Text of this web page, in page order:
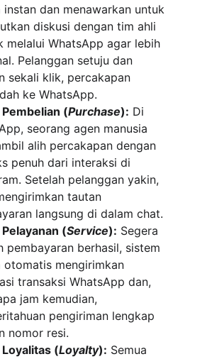
instan dan menawarkan untuk
diskusi dengan tim ahli
melalui WhatsApp agar lebih
Pelanggan setuju dan
sekali klik, percakapan
ke WhatsApp.
(Purchase): Di
seorang agen manusia
alih percakapan dengan
penuh dari interaksi di
Setelah pelanggan yakin,
tautan
langsung di dalam chat.
(Service): Segera
pembayaran berhasil, sistem
otomatis mengirimkan
transaksi WhatsApp dan,
jam kemudian,
pengiriman lengkap
nomor resi.
(Loyalty): Semua